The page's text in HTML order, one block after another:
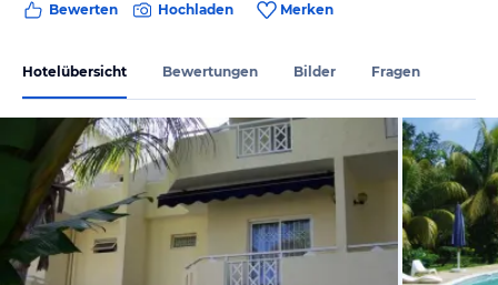
Bewerten Hochladen Merken
Hotelübersicht Bewertungen Bilder Fragen